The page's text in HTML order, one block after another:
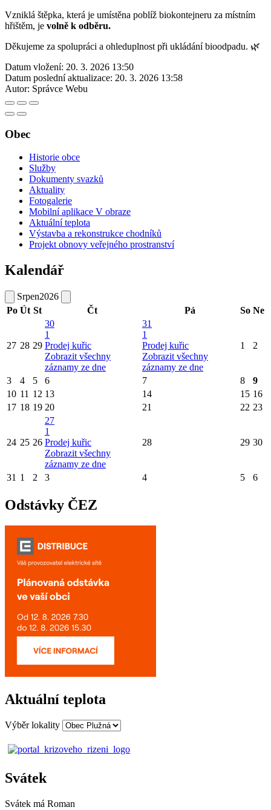
Vzniklá štěpka, která je umístěna poblíž biokontejneru za místním
hřištěm, je volně k odběru.
Děkujeme za spolupráci a ohleduplnost při ukládání bioodpadu. 🌿
Datum vložení: 20. 3. 2026 13:50
Datum poslední aktualizace: 20. 3. 2026 13:58
Autor: Správce Webu
Obec
Historie obce
Služby
Dokumenty svazků
Aktuality
Fotogalerie
Mobilní aplikace V obraze
Aktuální teplota
Výstavba a rekonstrukce chodníků
Projekt obnovy veřejného prostranství
Kalendář
Srpen2026
Po Út St Čt Pá So Ne
27 28 29
30
1
Prodej kuřic
Zobrazit všechny
záznamy ze dne
31
1
Prodej kuřic
Zobrazit všechny
záznamy ze dne
1 2
3 4 5 6 7 8
9
10 11 12 13 14 15 16
17 18 19 20 21 22 23
24 25 26
27
1
Prodej kuřic
Zobrazit všechny
záznamy ze dne
28 29 30
31 1 2 3 4 5 6
Odstávky ČEZ
Aktuální teplota
Výběr lokality
Svátek
Svátek má Roman